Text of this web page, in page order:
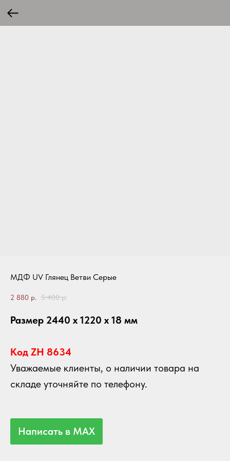
МДФ UV Глянец Ветви Серые
2 880 р. 5 400 р.
Размер 2440 х 1220 х 18 мм
Код ZH 8634
Уважаемые клиенты, о наличии товара на
складе уточняйте по телефону.
Написать в MAX